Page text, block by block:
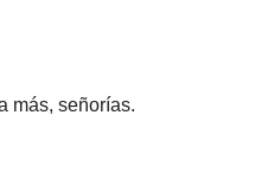
más, señorías.